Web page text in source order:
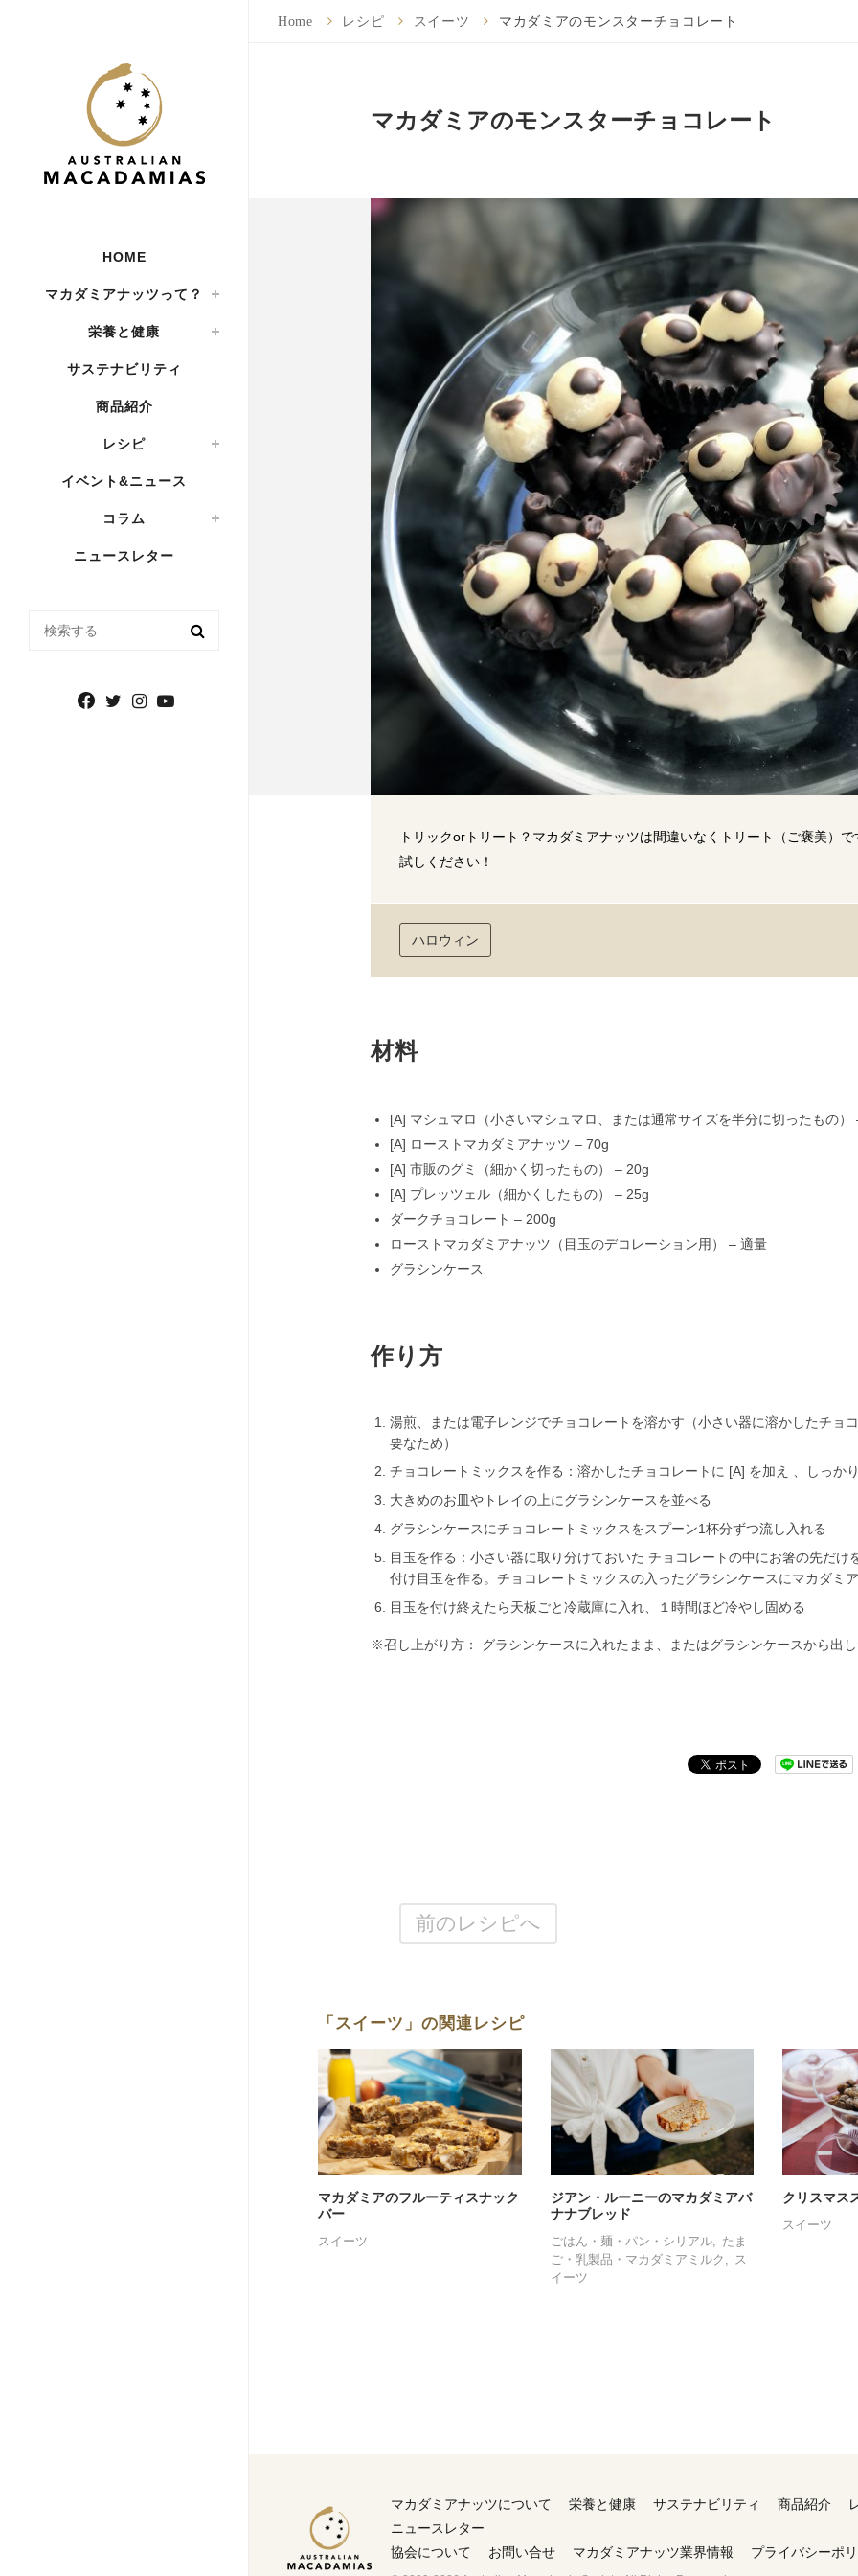
HOME
マカダミアナッツって？
栄養と健康
サステナビリティ
商品紹介
レシピ
イベント&ニュース
コラム
ニュースレター
Home レシピ スイーツ マカダミアのモンスターチョコレート
マカダミアのモンスターチョコレート
トリックorトリート？マカダミアナッツは間違いなくトリート（ご褒美）
試しください！
ハロウィン
材料
[A] マシュマロ（小さいマシュマロ、または通常サイズを半分に切ったもの）
[A] ローストマカダミアナッツ – 70g
[A] 市販のグミ（細かく切ったもの） – 20g
[A] プレッツェル（細かくしたもの） – 25g
ダークチョコレート – 200g
ローストマカダミアナッツ（目玉のデコレーション用） – 適量
グラシンケース
作り方
湯煎、または電子レンジでチョコレートを溶かす（小さい器に溶かしたチョ
要なため）
チョコレートミックスを作る：溶かしたチョコレートに [A] を加え 、しっか
大きめのお皿やトレイの上にグラシンケースを並べる
グラシンケースにチョコレートミックスをスプーン1杯分ずつ流し入れる
目玉を作る：小さい器に取り分けておいた チョコレートの中にお箸の先だ
付け目玉を作る。チョコレートミックスの入ったグラシンケースにマカダミ
目玉を付け終えたら天板ごと冷蔵庫に入れ、１時間ほど冷やし固める
※召し上がり方： グラシンケースに入れたまま、またはグラシンケースから出
前のレシピへ
「スイーツ」の関連レシピ
マカダミアのフルーティスナック
バー
スイーツ
ジアン・ルーニーのマカダミアバ
ナナブレッド
ごはん・麺・パン・シリアル
たま
ご・乳製品・マカダミアミルク
ス
イーツ
クリスマス
スイーツ
マカダミアナッツについて 栄養と健康 サステナビリティ 商品紹介
ニュースレター
協会について
お問い合せ マカダミアナッツ業界情報 プライバシーポ